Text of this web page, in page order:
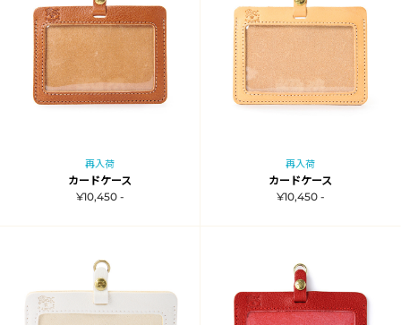
再入荷
カードケース
¥10,450 -
再入荷
カードケース
¥10,450 -